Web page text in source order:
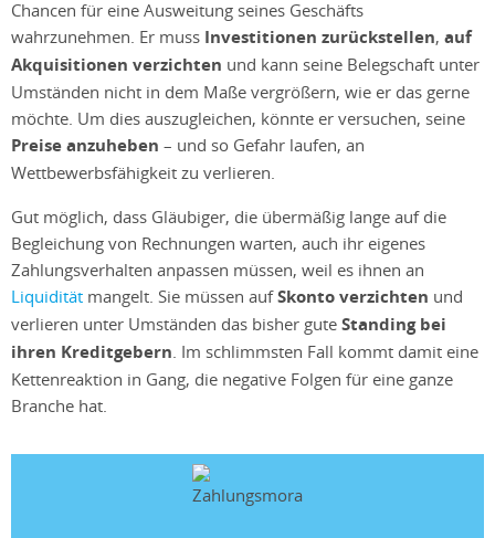
Chancen für eine Ausweitung seines Geschäfts
wahrzunehmen. Er muss Investitionen zurückstellen, auf
Akquisitionen verzichten und kann seine Belegschaft unter
Umständen nicht in dem Maße vergrößern, wie er das gerne
möchte. Um dies auszugleichen, könnte er versuchen, seine
Preise anzuheben – und so Gefahr laufen, an
Wettbewerbsfähigkeit zu verlieren.
Gut möglich, dass Gläubiger, die übermäßig lange auf die
Begleichung von Rechnungen warten, auch ihr eigenes
Zahlungsverhalten anpassen müssen, weil es ihnen an
Liquidität mangelt. Sie müssen aufSkonto verzichten und
verlieren unter Umständen das bisher gute Standing bei
ihren Kreditgebern . Im schlimmsten Fall kommt damit eine
Kettenreaktion in Gang, die negative Folgen für eine ganze
Branche hat.